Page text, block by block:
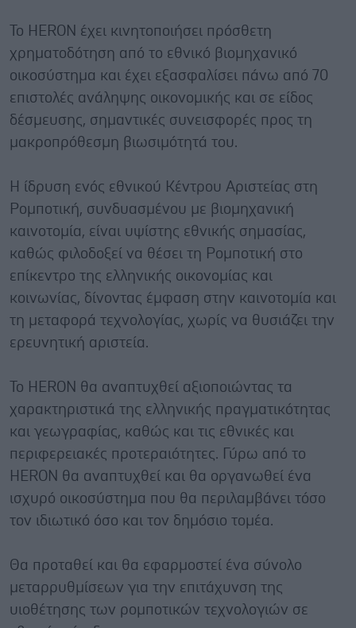
Το HERON έχει κινητοποιήσει πρόσθετη
χρηματοδότηση από το εθνικό βιομηχανικό
οικοσύστημα και έχει εξασφαλίσει πάνω από 70
επιστολές ανάληψης οικονομικής και σε είδος
δέσμευσης, σημαντικές συνεισφορές προς τη
μακροπρόθεσμη βιωσιμότητά του.
Η ίδρυση ενός εθνικού Κέντρου Αριστείας στη
Ρομποτική, συνδυασμένου με βιομηχανική
καινοτομία, είναι υψίστης εθνικής σημασίας,
καθώς φιλοδοξεί να θέσει τη Ρομποτική στο
επίκεντρο της ελληνικής οικονομίας και
κοινωνίας, δίνοντας έμφαση στην καινοτομία και
τη μεταφορά τεχνολογίας, χωρίς να θυσιάζει την
ερευνητική αριστεία.
Το HERON θα αναπτυχθεί αξιοποιώντας τα
χαρακτηριστικά της ελληνικής πραγματικότητας
και γεωγραφίας, καθώς και τις εθνικές και
περιφερειακές προτεραιότητες. Γύρω από το
HERON θα αναπτυχθεί και θα οργανωθεί ένα
ισχυρό οικοσύστημα που θα περιλαμβάνει τόσο
τον ιδιωτικό όσο και τον δημόσιο τομέα.
Θα προταθεί και θα εφαρμοστεί ένα σύνολο
μεταρρυθμίσεων για την επιτάχυνση της
υιοθέτησης των ρομποτικών τεχνολογιών σε